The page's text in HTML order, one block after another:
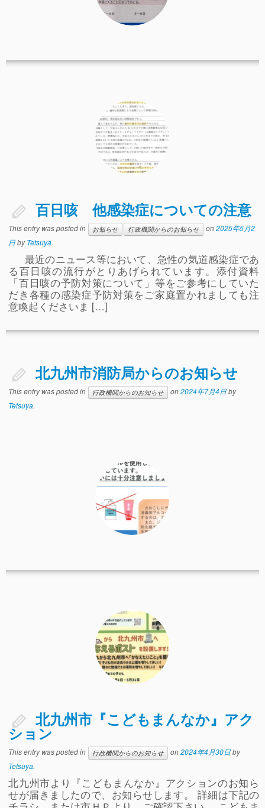
百日咳 他感染症についての注意
This entry was posted in お知らせ 行政機関からのお知らせ on2025年5月2
日byTetsuya.
最近のニュース等において、急性の気道感染症であ
る百日咳の流行がとりあげられています。添付資料
「百日咳の予防対策について」等をご参考にしていた
だき各種の感染症予防対策をご家庭置かれましても注
意喚起くださいま […]
北九州市消防局からのお知らせ
This entry was posted in 行政機関からのお知らせ on2024年7月4日by
Tetsuya.
北九州市『こどもまんなか』アク
ション
This entry was posted in 行政機関からのお知らせ on2024年4月30日by
Tetsuya.
北九州市より『こどもまんなか』アクションのお知ら
せが届きましたので、お知らせします。 詳細は下記の